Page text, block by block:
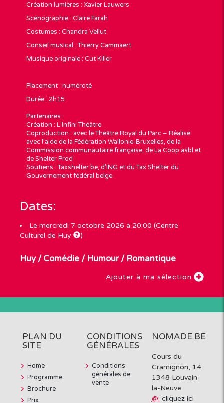
Création lumières : Xavier Lauwers
Scénographie : Claire Farah
Costumes : Chandra Vellut
Conseil musical : Thierry Cammaert
Musique originale : Cut Killer
Placement : numéroté
Durée : 2h15
Partenaires :
Création : L’Infini Théâtre
Coproduction : avec le Théâtre Royal du Parc – Réalisé
avec l’aide de la Fédération Wallonie-Bruxelles, de la
Commission communautaire française, de La Coop asbl et
de Shelter Prod
Soutiens : Taxshelter.be, d’ING et du Tax Shelter du
Gouvernement fédéral belge.
Dates:
Le mercredi 7 octobre 2026 à 20:00 (Centre
Culturel de Huy
)
Huy/ Comédie / Humour/ Romantique
Ajouter à ma sélection
PLAN DU
SITE
Home
Programme
Brochure
Prix
CONDITIONS
GÉNÉRALES
Conditions
générales de
vente
NOMADE.BE
Cours du
Cramignon, 14
1348 Louvain-
la-Neuve
@: cliquez ici